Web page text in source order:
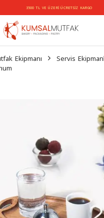
3500 TL VE ÜZERİ ÜCRETSİZ KARGO
Ekipmanı
Servis